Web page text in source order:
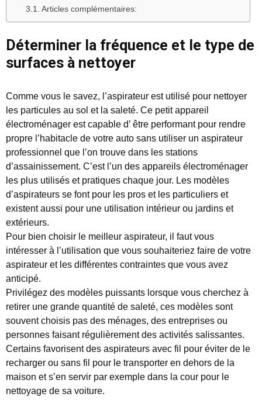
Articles complémentaires:
Déterminer la fréquence et le type de
surfaces à nettoyer
Comme vous le savez, l’aspirateur est utilisé pour nettoyer
les particules au sol et la saleté. Ce petit appareil
électroménager est capable d’ être performant pour rendre
propre l’habitacle de votre auto sans utiliser un aspirateur
professionnel que l’on trouve dans les stations
d’assainissement. C’est l’un des appareils électroménager
les plus utilisés et pratiques chaque jour. Les modèles
d’aspirateurs se font pour les pros et les particuliers et
existent aussi pour une utilisation intérieur ou jardins et
extérieurs.
Pour bien choisir le meilleur aspirateur, il faut vous
intéresser à l’utilisation que vous souhaiteriez faire de votre
aspirateur et les différentes contraintes que vous avez
anticipé.
Privilégez des modèles puissants lorsque vous cherchez à
retirer une grande quantité de saleté, ces modèles sont
souvent choisis pas des ménages, des entreprises ou
personnes faisant régulièrement des activités salissantes.
Certains favorisent des aspirateurs avec fil pour éviter de le
recharger ou sans fil pour le transporter en dehors de la
maison et s’en servir par exemple dans la cour pour le
nettoyage de sa voiture.